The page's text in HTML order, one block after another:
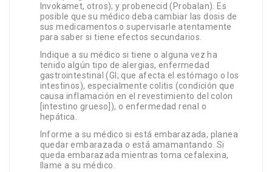
Invokamet, otros); y probenecid (Probalan). Es
posible que su médico deba cambiar las dosis de
sus medicamentos o supervisarle atentamente
para saber si tiene efectos secundarios.
Indique a su médico si tiene o alguna vez ha
tenido algún tipo de alergias, enfermedad
gastrointestinal (GI; que afecta el estómago o los
intestinos), especialmente colitis (condición que
causa inflamación en el revestimiento del colon
[intestino grueso]), o enfermedad renal o
hepática.
Informe a su médico si está embarazada, planea
quedar embarazada o está amamantando. Si
queda embarazada mientras toma cefalexina,
llame a su médico.